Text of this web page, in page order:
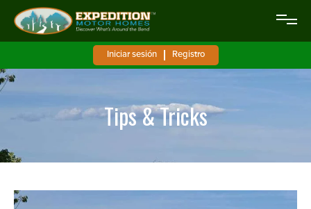
Iniciar sesión Registro
Tips & Tricks